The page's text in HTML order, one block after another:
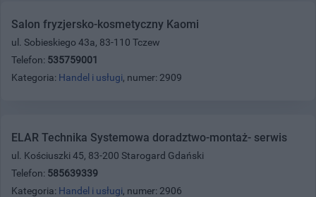
Salon fryzjersko-kosmetyczny Kaomi
ul. Sobieskiego 43a, 83-110 Tczew
Telefon: 535759001
Kategoria: Handel i usługi, numer: 2909
ELAR Technika Systemowa doradztwo-montaż- serwis
ul. Kościuszki 45, 83-200 Starogard Gdański
Telefon: 585639339
Kategoria: Handel i usługi, numer: 2906